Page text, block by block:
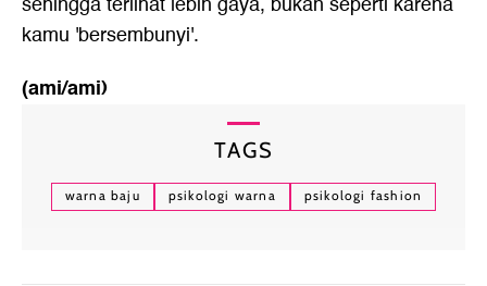
kamu 'bersembunyi'.
(ami/ami)
TAGS
warna baju psikologi warna psikologi fashion